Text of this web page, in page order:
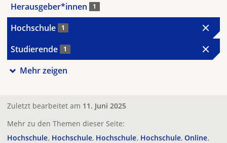
Herausgeber*innen 1
Hochschule 1
Studierende 1
Mehr zeigen
Zuletzt bearbeitet am 11. Juni 2025
Mehr zu den Themen dieser Seite:
Hochschule Hochschule Hochschule Hochschule Online